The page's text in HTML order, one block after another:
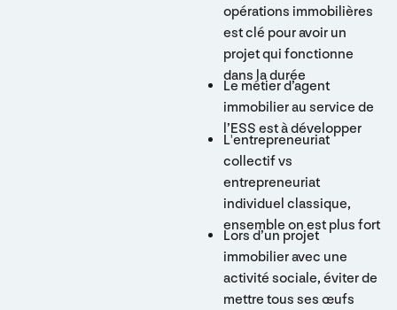
opérations immobilières
est clé pour avoir un
projet qui fonctionne
dans la durée
Le métier d’agent
immobilier au service de
l’ESS est à développer
L'entrepreneuriat
collectif vs
entrepreneuriat
individuel classique,
ensemble on est plus fort
Lors d’un projet
immobilier avec une
activité sociale, éviter de
mettre tous ses œufs